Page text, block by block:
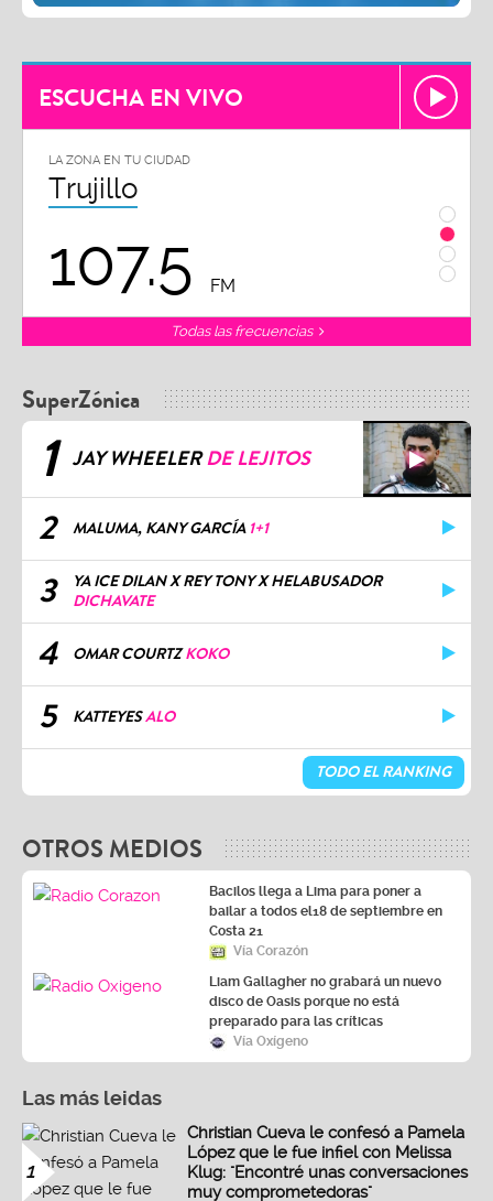
ESCUCHA EN VIVO
LA ZONA EN TU CIUDAD
Trujillo
107.5 FM
Todas las frecuencias
SuperZónica
1 JAY WHEELERDE LEJITOS
2 MALUMA, KANY GARCÍA 1+1
3
YA ICE DILAN X REY TONY X HELABUSADOR
DICHAVATE
4 OMAR COURTZKOKO
5 KATTEYESALO
TODO EL RANKING
OTROS MEDIOS
Bacilos llega a Lima para poner a
bailar a todos el18 de septiembre en
Costa 21
Vía Corazón
Liam Gallagher no grabará un nuevo
disco de Oasis porque no está
preparado para las críticas
Vía Oxígeno
Las más leidas
1
Christian Cueva le confesó a Pamela
López que le fue infiel con Melissa
Klug: "Encontré unas conversaciones
muy comprometedoras"